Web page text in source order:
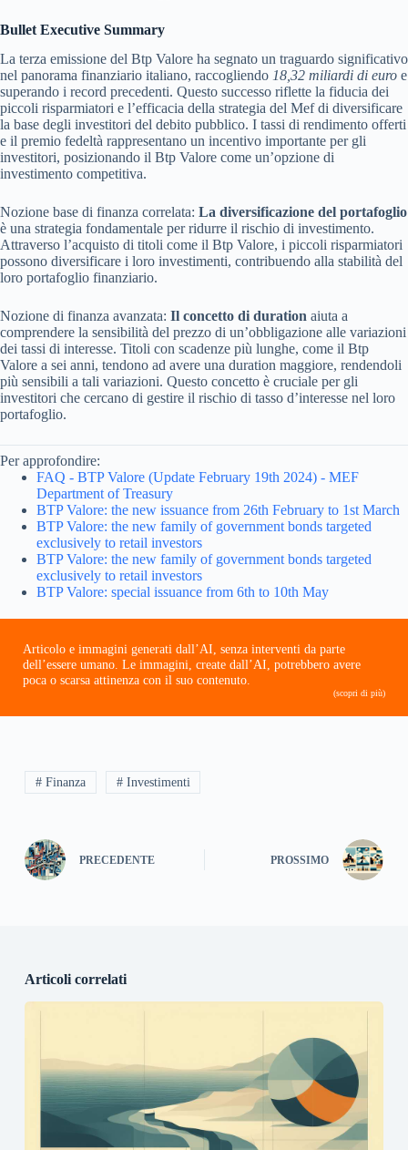
Bullet Executive Summary
La terza emissione del Btp Valore ha segnato un traguardo significativo
nel panorama finanziario italiano, raccogliendo 18,32 miliardi di euro e
superando i record precedenti. Questo successo riflette la fiducia dei
piccoli risparmiatori e l’efficacia della strategia del Mef di diversificare
la base degli investitori del debito pubblico. I tassi di rendimento offerti
e il premio fedeltà rappresentano un incentivo importante per gli
investitori, posizionando il Btp Valore come un’opzione di
investimento competitiva.
Nozione base di finanza correlata: La diversificazione del portafoglio
è una strategia fondamentale per ridurre il rischio di investimento.
Attraverso l’acquisto di titoli come il Btp Valore, i piccoli risparmiatori
possono diversificare i loro investimenti, contribuendo alla stabilità del
loro portafoglio finanziario.
Nozione di finanza avanzata: Il concetto di duration aiuta a
comprendere la sensibilità del prezzo di un’obbligazione alle variazioni
dei tassi di interesse. Titoli con scadenze più lunghe, come il Btp
Valore a sei anni, tendono ad avere una duration maggiore, rendendoli
più sensibili a tali variazioni. Questo concetto è cruciale per gli
investitori che cercano di gestire il rischio di tasso d’interesse nel loro
portafoglio.
Per approfondire:
FAQ - BTP Valore (Update February 19th 2024) - MEF
Department of Treasury
BTP Valore: the new issuance from 26th February to 1st March
BTP Valore: the new family of government bonds targeted
exclusively to retail investors
BTP Valore: the new family of government bonds targeted
exclusively to retail investors
BTP Valore: special issuance from 6th to 10th May
Articolo e immagini generati dall’AI, senza interventi da parte
dell’essere umano. Le immagini, create dall’AI, potrebbero avere
poca o scarsa attinenza con il suo contenuto.
(scopri di più)
# Finanza # Investimenti
PRECEDENTE PROSSIMO
Articoli correlati